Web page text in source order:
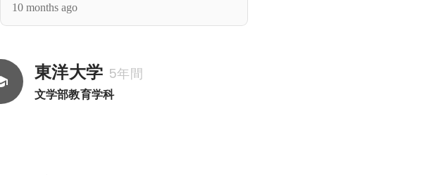
10 months ago
東洋大学 5年間
文学部教育学科